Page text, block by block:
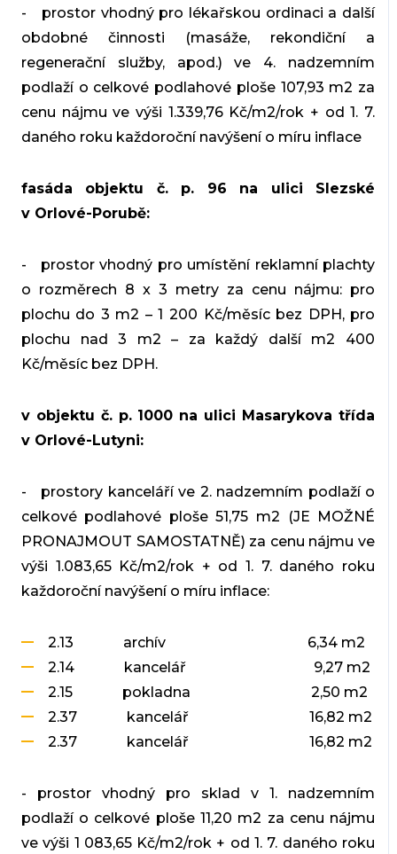
- prostor vhodný pro lékařskou ordinaci a další
obdobné činnosti (masáže, rekondiční a
regenerační služby, apod.) ve 4. nadzemním
podlaží o celkové podlahové ploše 107,93 m2 za
cenu nájmu ve výši 1.339,76 Kč/m2/rok + od 1. 7.
daného roku každoroční navýšení o míru inflace
fasáda objektu č. p. 96 na ulici Slezské
v Orlové-Porubě:
- prostor vhodný pro umístění reklamní plachty
o rozměrech 8 x 3 metry za cenu nájmu: pro
plochu do 3 m2 – 1 200 Kč/měsíc bez DPH, pro
plochu nad 3 m2 – za každý další m2 400
Kč/měsíc bez DPH.
v objektu č. p. 1000 na ulici Masarykova třída
v Orlové-Lutyni:
- prostory kanceláří ve 2. nadzemním podlaží o
celkové podlahové ploše 51,75 m2 (JE MOŽNÉ
PRONAJMOUT SAMOSTATNĚ) za cenu nájmu ve
výši 1.083,65 Kč/m2/rok + od 1. 7. daného roku
každoroční navýšení o míru inflace:
2.13 archív 6,34 m2
2.14 kancelář 9,27 m2
2.15 pokladna 2,50 m2
2.37 kancelář 16,82 m2
2.37 kancelář 16,82 m2
- prostor vhodný pro sklad v 1. nadzemním
podlaží o celkové ploše 11,20 m2 za cenu nájmu
ve výši 1 083,65 Kč/m2/rok + od 1. 7. daného roku